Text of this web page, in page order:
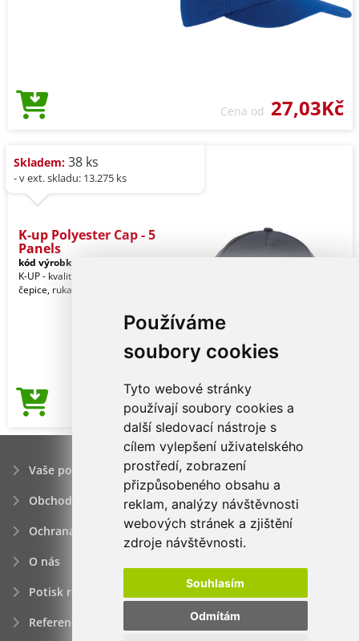
Používáme
soubory cookies
Tyto webové stránky
používají soubory cookies a
další sledovací nástroje s
cílem vylepšení uživatelského
prostředí, zobrazení
přizpůsobeného obsahu a
reklam, analýzy návštěvnosti
webových stránek a zjištění
zdroje návštěvnosti.
Souhlasím
Odmítám
Cena od 27,03Kč
Skladem: 38 ks
- v ext. skladu: 13.275 ks
K-up Polyester Cap - 5
Panels
kód výrobku:
K-UP - kvalitní značkové reklamní
čepice, rukavice a pokrývky hlavy.
Cena od27,03Kč
Vaše poptávka
Obchodní podmínky
Ochrana osobních údajú
O nás
Potisk reklamních předmětů
Reference